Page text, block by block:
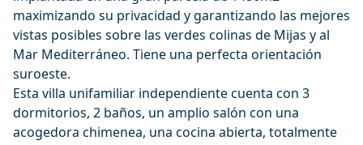
maximizando su privacidad y garantizando las mejores
vistas posibles sobre las verdes colinas de Mijas y al
Mar Mediterráneo. Tiene una perfecta orientación
suroeste.
Esta villa unifamiliar independiente cuenta con 3
dormitorios, 2 baños, un amplio salón con una
acogedora chimenea, una cocina abierta, totalmente